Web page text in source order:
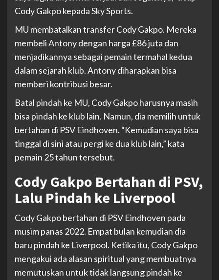
Cody Gakpo kepada Sky Sports.
MU membatalkan transfer Cody Gakpo. Mereka
membeli Antony dengan harga £86 juta dan
menjadikannya sebagai pemain termahal kedua
dalam sejarah klub. Antony diharapkan bisa
memberi kontribusi besar.
Batal pindah ke MU, Cody Gakpo harusnya masih
bisa pindah ke klub lain. Namun, dia memilih untuk
bertahan di PSV Eindhoven. “Kemudian saya bisa
tinggal di sini atau pergi ke dua klub lain,” kata
pemain 25 tahun tersebut.
Cody Gakpo Bertahan di PSV,
Lalu Pindah ke Liverpool
Cody Gakpo bertahan di PSV Eindhoven pada
musim panas 2022. Empat bulan kemudian dia
baru pindah ke Liverpool. Ketika itu, Cody Gakpo
mengakui ada alasan spiritual yang membuatnya
memutuskan untuk tidak langsung pindah ke